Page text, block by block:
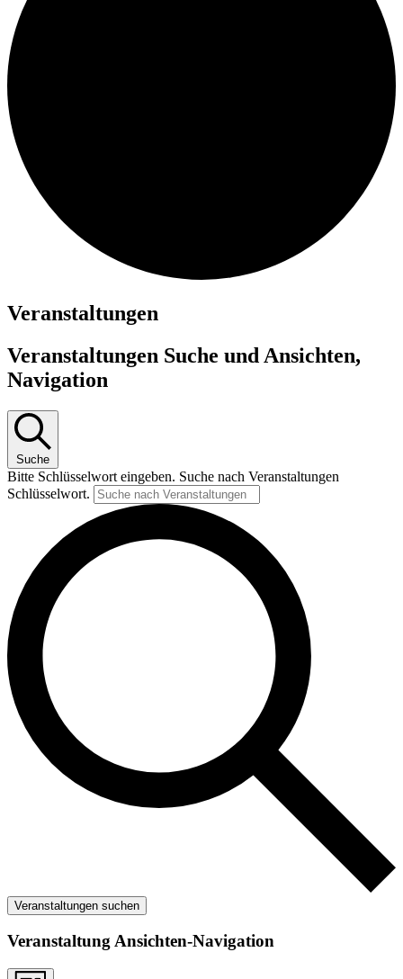
Veranstaltungen
Veranstaltungen Suche und Ansichten,
Navigation
Suche
Bitte Schlüsselwort eingeben. Suche nach Veranstaltungen
Schlüsselwort.
Veranstaltungen suchen
Veranstaltung Ansichten-Navigation